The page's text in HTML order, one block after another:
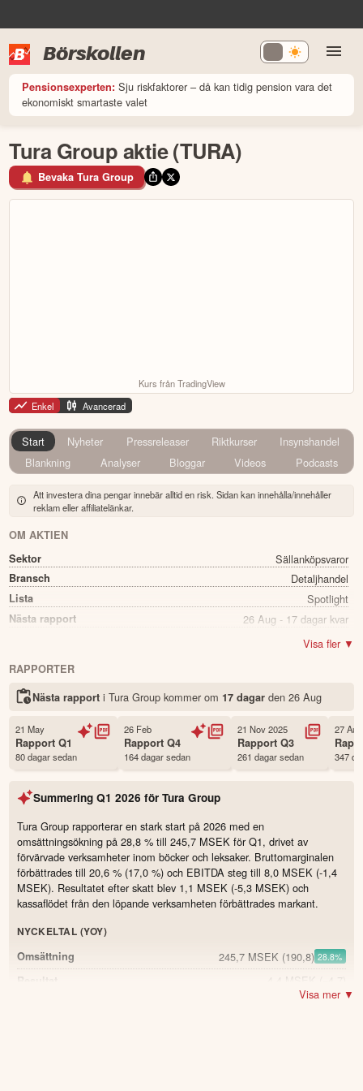
Börskollen
Pensionsexperten: Sju riskfaktorer – då kan tidig pension vara det
ekonomiskt smartaste valet
Tura Group aktie (TURA)
Bevaka Tura Group
Kurs från TradingView
Enkel
Avancerad
Start Nyheter Pressreleaser Riktkurser
Insynshandel
Blankning
Analyser Bloggar Videos Podcasts
Att investera dina pengar innebär alltid en risk. Sidan kan innehålla/innehåller
reklam eller affiliatelänkar.
OM AKTIEN
Sektor
Sällanköpsvaror
Bransch Detaljhandel
Lista Spotlight
Nästa rapport 26 Aug - 17 dagar kvar
Ja
Namn Tura Group
Status Noterad
Land Sverige
Antal ägare Avanza
Antal ägare Nordnet
Källa:Börsdata
Visa fler ▼
RAPPORTER
Nästa rapport i Tura Group kommer om 17 dagarden 26 Aug
21 May
RapportQ1
80 dagar sedan
26 Feb
RapportQ4
164 dagar sedan
21 Nov 2025
RapportQ3
261 dagar sedan
27
347
Summering Q1 2026 för Tura Group
Tura Group rapporterar en stark start på 2026 med en
omsättningsökning på 28,8 % till 245,7 MSEK för Q1, drivet av
förvärvade verksamheter inom böcker och leksaker. Bruttomarginalen
förbättrades till 20,6 % (17,0 %) och EBITDA steg till 8,0 MSEK (-1,4
MSEK). Resultatet efter skatt blev 1,1 MSEK (-5,3 MSEK) och
kassaflödet från den löpande verksamheten förbättrades markant.
NYCKELTAL (YOY)
Omsättning
245,7 MSEK (190,8) 28.8%
Resultat 4,4 MSEK (−4,7)
Visa mer ▼